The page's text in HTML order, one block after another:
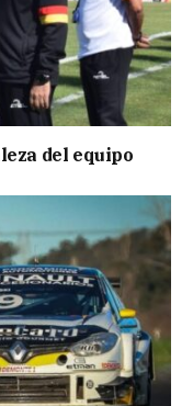
del equipo